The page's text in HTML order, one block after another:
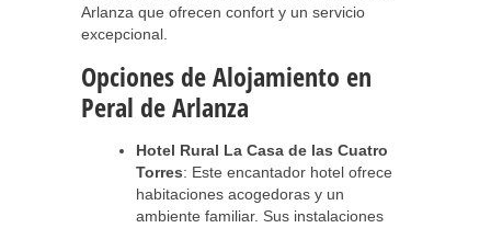
Arlanza que ofrecen confort y un servicio
excepcional.
Opciones de Alojamiento en
Peral de Arlanza
Hotel Rural La Casa de las Cuatro
Torres: Este encantador hotel ofrece
habitaciones acogedoras y un
ambiente familiar. Sus instalaciones